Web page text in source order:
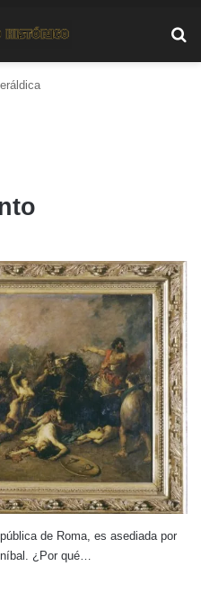
de Roma, es asediada por
¿Por qué…